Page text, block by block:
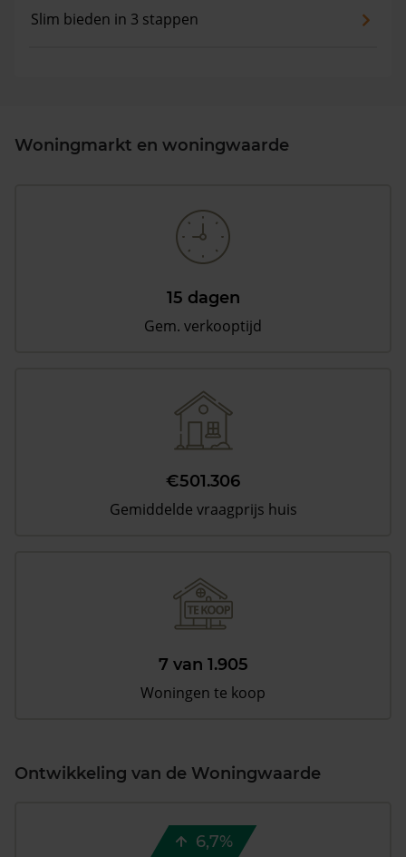
Slim bieden in 3 stappen
Woningmarkt en woningwaarde
15 dagen
Gem. verkooptijd
€501.306
Gemiddelde vraagprijs huis
7 van 1.905
Woningen te koop
Ontwikkeling van de Woningwaarde
6,7%